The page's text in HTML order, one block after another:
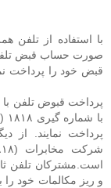
با استفاده از تلفن
صورت حساب قبض تلفن
قبض خود را پرداخت
پرداخت نمایند. از
و ریز مکالمات خ​ود